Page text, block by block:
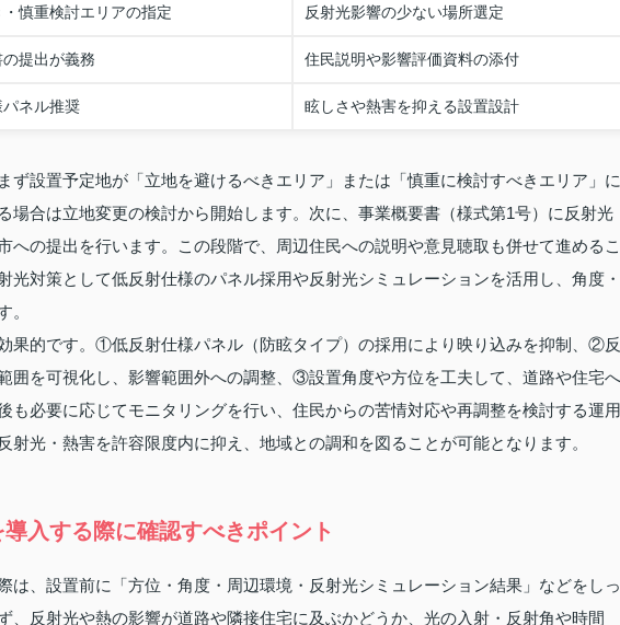
慎重検討エリアの指定 反射光影響の少ない場所選定
提出が義務 住民説明や影響評価資料の添付
ネル推奨 眩しさや熱害を抑える設置設計
ず設置予定地が「立地を避けるべきエリア」または「慎重に検討すべきエリア」に
場合は立地変更の検討から開始します。次に、事業概要書（様式第1号）に反射光
への提出を行います。この段階で、周辺住民への説明や意見聴取も併せて進めるこ
光対策として低反射仕様のパネル採用や反射光シミュレーションを活用し、角度・
。
果的です。①低反射仕様パネル（防眩タイプ）の採用により映り込みを抑制、②反
囲を可視化し、影響範囲外への調整、③設置角度や方位を工夫して、道路や住宅へ
必要に応じてモニタリングを行い、住民からの苦情対応や再調整を検討する運用
射光・熱害を許容限度内に抑え、地域との調和を図ることが可能となります。
入する際に確認すべきポイント
は、設置前に「方位・角度・周辺環境・反射光シミュレーション結果」などをしっ
、反射光や熱の影響が道路や隣接住宅に及ぶかどうか、光の入射・反射角や時間